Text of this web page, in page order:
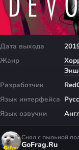
Дата выхода
Жанр
Разработчик
Язык интерфейса
Язык озвучки
Снял с пыльной
GoFrag.Ru